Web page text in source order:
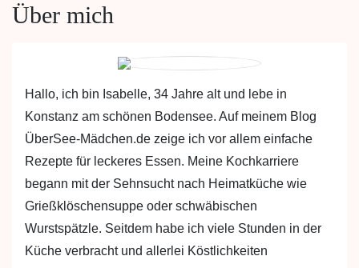
Über mich
Hallo, ich bin Isabelle, 34 Jahre alt und lebe in
Konstanz am schönen Bodensee. Auf meinem Blog
ÜberSee-Mädchen.de zeige ich vor allem einfache
Rezepte für leckeres Essen. Meine Kochkarriere
begann mit der Sehnsucht nach Heimatküche wie
Grießklöschensuppe oder schwäbischen
Wurstspätzle. Seitdem habe ich viele Stunden in der
Küche verbracht und allerlei Köstlichkeiten